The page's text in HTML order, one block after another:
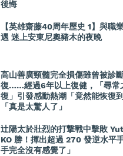
後悔
【英雄齋藤40周年歷史 1】與職
遇 迷上安東尼奧豬木的夜晚
高山善廣頸髓完全損傷雖曾被診
復……經過6年以上復健，「尋常
復」引發感動熱潮「竟然能恢復
「真是太驚人了」
辻陽太於壯烈的打撃戰中擊敗
KO 勝！揮出超過 270 發逆水平
手完全沒有感覺了」